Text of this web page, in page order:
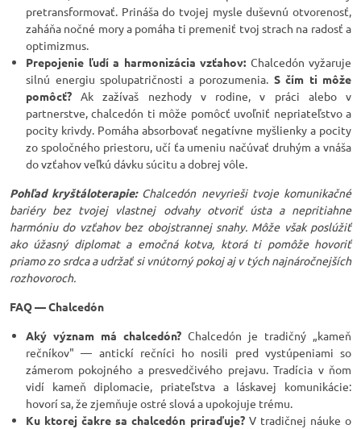
pretransformovať. Prináša do tvojej mysle duševnú otvorenosť,
zaháňa nočné mory a pomáha ti premeniť tvoj strach na radosť a
optimizmus.
Prepojenie ľudí a harmonizácia vzťahov: Chalcedón vyžaruje
silnú energiu spolupatričnosti a porozumenia. S čím ti môže
pomôcť? Ak zažívaš nezhody v rodine, v práci alebo v
partnerstve, chalcedón ti môže pomôcť uvoľniť nepriateľstvo a
pocity krivdy. Pomáha absorbovať negatívne myšlienky a pocity
zo spoločného priestoru, učí ťa umeniu načúvať druhým a vnáša
do vzťahov veľkú dávku súcitu a dobrej vôle.
Pohľad kryštáloterapie:Chalcedón nevyrieši tvoje komunikačné
bariéry bez tvojej vlastnej odvahy otvoriť ústa a nepritiahne
harmóniu do vzťahov bez obojstrannej snahy. Môže však poslúžiť
ako úžasný diplomat a emočná kotva, ktorá ti pomôže hovoriť
priamo zo srdca a udržať si vnútorný pokoj aj v tých najnáročnejších
rozhovoroch.
FAQ — Chalcedón
Aký význam má chalcedón? Chalcedón je tradičný „kameň
rečníkov" — antickí rečníci ho nosili pred vystúpeniami so
zámerom pokojného a presvedčivého prejavu. Tradícia v ňom
vidí kameň diplomacie, priateľstva a láskavej komunikácie:
hovorí sa, že zjemňuje ostré slová a upokojuje trému.
Ku ktorej čakre sa chalcedón priraďuje? V tradičnej náuke o